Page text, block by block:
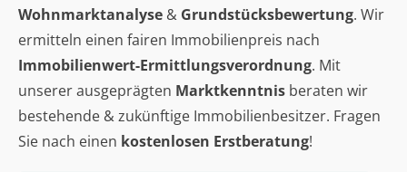
Wohnmarktanalyse & Grundstücksbewertung. Wir
ermitteln einen fairen Immobilienpreis nach
Immobilienwert-Ermittlungsverordnung. Mit
unserer ausgeprägten Marktkenntnis beraten wir
bestehende & zukünftige Immobilienbesitzer. Fragen
Sie nach einen kostenlosen Erstberatung!